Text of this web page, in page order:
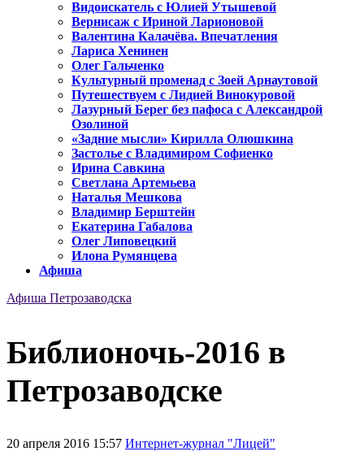
Видоискатель с Юлией Утышевой
Вернисаж с Ириной Ларионовой
Валентина Калачёва. Впечатления
Лариса Хенинен
Олег Гальченко
Культурный променад с Зоей Арнаутовой
Путешествуем с Лидией Винокуровой
Лазурный Берег без пафоса с Александрой
Озолиной
«Задние мысли» Кирилла Олюшкина
Застолье с Владимиром Софиенко
Ирина Савкина
Светлана Артемьева
Наталья Мешкова
Владимир Берштейн
Екатерина Габалова
Олег Липовецкий
Илона Румянцева
Афиша
Афиша Петрозаводска
Библионочь-2016 в
Петрозаводске
20 апреля 2016 15:57 Интернет-журнал "Лицей"